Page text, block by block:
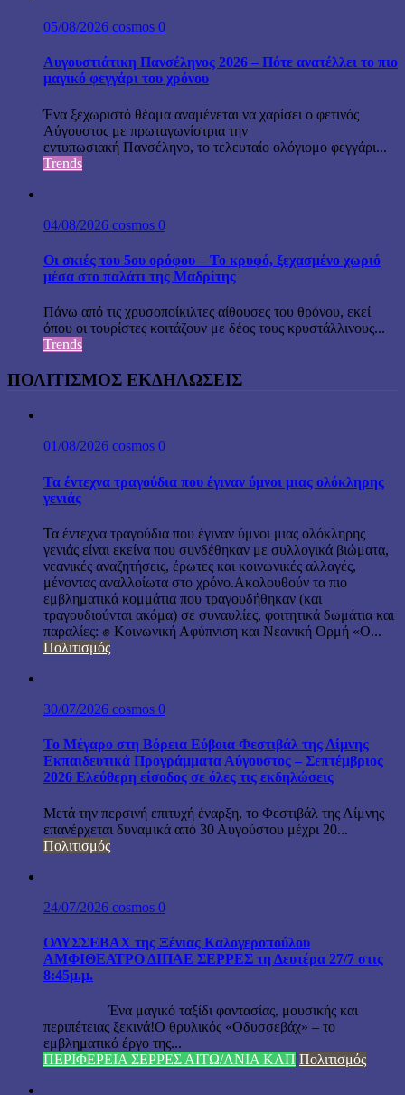
05/08/2026 cosmos 0
Αυγουστιάτικη Πανσέληνος 2026 – Πότε ανατέλλει το πιο
μαγικό φεγγάρι του χρόνου
Ένα ξεχωριστό θέαμα αναμένεται να χαρίσει ο φετινός
Αύγουστος με πρωταγωνίστρια την
εντυπωσιακή Πανσέληνο, το τελευταίο ολόγιομο φεγγάρι...
Trends
04/08/2026 cosmos 0
Οι σκιές του 5ου ορόφου – Το κρυφό, ξεχασμένο χωριό
μέσα στο παλάτι της Μαδρίτης
Πάνω από τις χρυσοποίκιλτες αίθουσες του θρόνου, εκεί
όπου οι τουρίστες κοιτάζουν με δέος τους κρυστάλλινους...
Trends
ΠΟΛΙΤΙΣΜΟΣ ΕΚΔΗΛΩΣΕΙΣ
01/08/2026 cosmos 0
Τα έντεχνα τραγούδια που έγιναν ύμνοι μιας ολόκληρης
γενιάς
Τα έντεχνα τραγούδια που έγιναν ύμνοι μιας ολόκληρης
γενιάς είναι εκείνα που συνδέθηκαν με συλλογικά βιώματα,
νεανικές αναζητήσεις, έρωτες και κοινωνικές αλλαγές,
μένοντας αναλλοίωτα στο χρόνο.Ακολουθούν τα πιο
εμβληματικά κομμάτια που τραγουδήθηκαν (και
τραγουδιούνται ακόμα) σε συναυλίες, φοιτητικά δωμάτια και
παραλίες: ✊ Κοινωνική Αφύπνιση και Νεανική Ορμή «Ο...
Πολιτισμός
30/07/2026 cosmos 0
Το Μέγαρο στη Βόρεια Εύβοια Φεστιβάλ της Λίμνης
Εκπαιδευτικά Προγράμματα Αύγουστος – Σεπτέμβριος
2026 Ελεύθερη είσοδος σε όλες τις εκδηλώσεις
Μετά την περσινή επιτυχή έναρξη, το Φεστιβάλ της Λίμνης
επανέρχεται δυναμικά από 30 Αυγούστου μέχρι 20...
Πολιτισμός
24/07/2026 cosmos 0
ΟΔΥΣΣΕΒΑΧ της Ξένιας Καλογεροπούλου
ΑΜΦΙΘΕΑΤΡΟ ΔΙΠΑΕ ΣΕΡΡΕΣ τη Δευτέρα 27/7 στις
8:45μ.μ.
Ένα μαγικό ταξίδι φαντασίας, μουσικής και
περιπέτειας ξεκινά!Ο θρυλικός «Οδυσσεβάχ» – το
εμβληματικό έργο της...
ΠΕΡΙΦΕΡΕΙΑ ΣΕΡΡΕΣ ΑΙΤΩ/ΛΝΙΑ ΚΛΠ Πολιτισμός